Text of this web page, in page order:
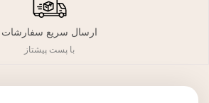
ارسال سریع سفارشات
با پست پیشتاز